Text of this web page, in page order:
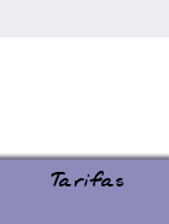
Tarifas